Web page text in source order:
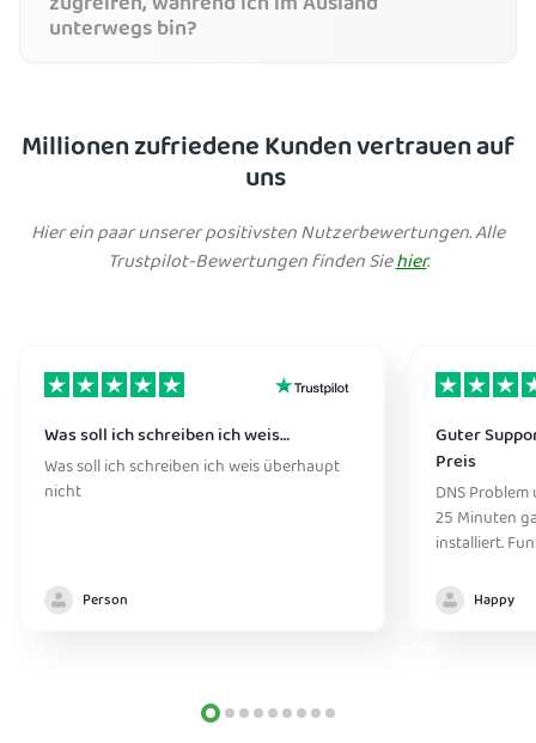
unterwegs bin?
Millionen zufriedene Kunden vertrauen auf
uns
Hier ein paar unserer positivsten Nutzerbewertungen. Alle
Trustpilot-Bewertungen finden Siehier.
Was soll ich schreiben ich weis…
Was soll ich schreiben ich weis überhaupt
nicht
Person
Guter
Preis
DNS
25 Minuten
installiert.
Happy